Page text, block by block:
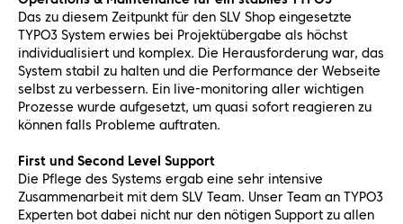
Das zu diesem Zeitpunkt für den SLV Shop eingesetzte
TYPO3 System erwies bei Projektübergabe als höchst
individualisiert und komplex. Die Herausforderung war, das
System stabil zu halten und die Performance der Webseite
selbst zu verbessern. Ein live-monitoring aller wichtigen
Prozesse wurde aufgesetzt, um quasi sofort reagieren zu
können falls Probleme auftraten.
First und Second Level Support
Die Pflege des Systems ergab eine sehr intensive
Zusammenarbeit mit dem SLV Team. Unser Team an TYPO3
Experten bot dabei nicht nur den nötigen Support zu allen